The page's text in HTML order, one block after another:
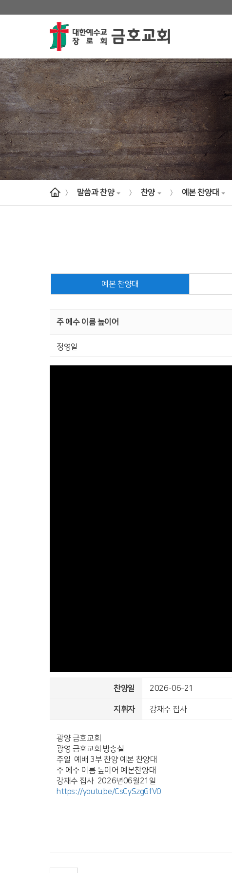
> 말씀과 찬양 > 찬양 > 예본 찬양대
예본 찬양대
주 에수 이름 높이어
정영일
찬양일 2026-06-21
지휘자 강재수 집사
광양 금호교회
광영 금호교회 방송실
주일 예배 3부 찬양 예본 찬양대
주 에수 이름 높이어 예본찬양대
강재수 집사 2026년06월21일
https://youtu.be/CsCySzgGfV0